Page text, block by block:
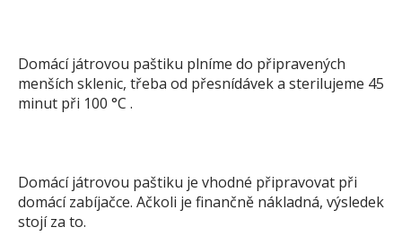
Domácí játrovou paštiku plníme do připravených
menších sklenic, třeba od přesnídávek a sterilujeme 45
minut při 100 °C .
Domácí játrovou paštiku je vhodné připravovat při
domácí zabíjačce. Ačkoli je finančně nákladná, výsledek
stojí za to.